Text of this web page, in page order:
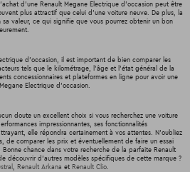
d'une Renault Megane Electrique d'occasion peut être
plus attractif que celui d'une voiture neuve. De plus, la
sa valeur, ce qui signifie que vous pourrez obtenir un bon
d'occasion, il est important de bien comparer les
tels que le kilométrage, l'âge et l'état général de la
concessionnaires et plateformes en ligne pour avoir une
Electrique d'occasion.
doute un excellent choix si vous recherchez une voiture
impressionnantes, ses fonctionnalités
elle répondra certainement à vos attentes. N'oubliez
de comparer les prix et éventuellement de faire un essai
chance dans votre recherche de la parfaite Renault
découvrir d'autres modèles spécifiques de cette marque ?
, Renault Arkana et Renault Clio.